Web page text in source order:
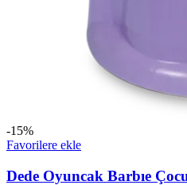
-15%
Favorilere ekle
Dede Oyuncak Barbıe